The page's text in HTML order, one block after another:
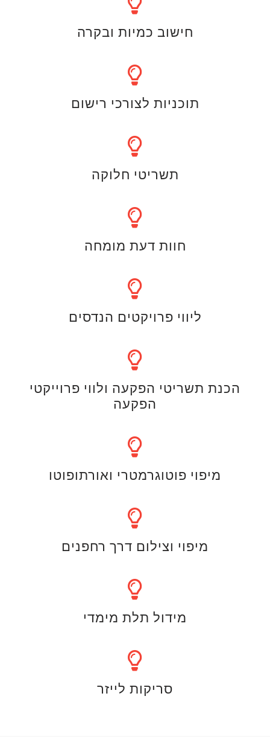
חישוב כמיות ובקרה
תוכניות לצורכי רישום
תשריטי חלוקה
חוות דעת מומחה
ליווי פרויקטים הנדסים
הכנת תשריטי הפקעה ולווי פרוייקטי
הפקעה
מיפוי פוטוגרמטרי ואורתופוטו
מיפוי וצילום דרך רחפנים
מידול תלת מימדי
סריקות לייזר